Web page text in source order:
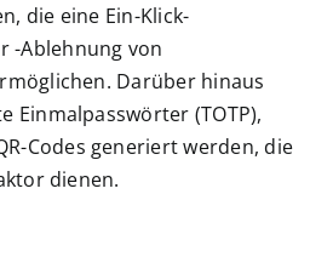
die eine Ein-Klick-
-Ablehnung von
Darüber hinaus
Einmalpasswörter (TOTP),
Codes generiert werden, die
dienen.